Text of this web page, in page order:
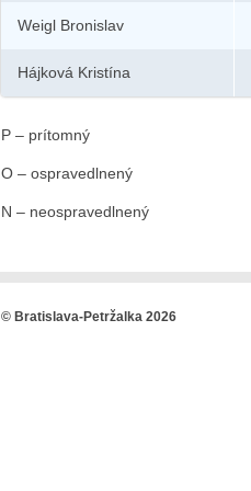
Weigl Bronislav
Hájková Kristína
P – prítomný
O – ospravedlnený
N – neospravedlnený
© Bratislava-Petržalka 2026